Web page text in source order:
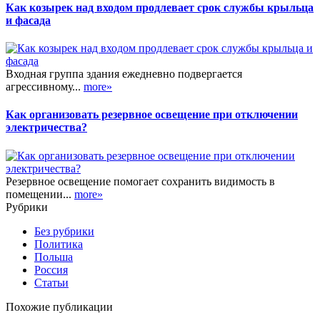
Как козырек над входом продлевает срок службы крыльца
и фасада
Входная группа здания ежедневно подвергается
агрессивному... more»
Как организовать резервное освещение при отключении
электричества?
Резервное освещение помогает сохранить видимость в
помещении... more»
Рубрики
Без рубрики
Политика
Польша
Россия
Статьи
Похожие публикации